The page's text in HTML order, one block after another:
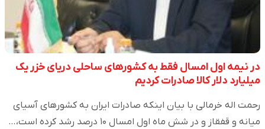
در نیمه اول امسال فقط به کشورهای ساحلی دریای خزر یک
میلیارد دلار کالا صادرات کردیم
رحمت اله خرمالی با بیان اینکه صادرات ایران به کشورهای آسیای
میانه و قفقاز و در شش ماه اول امسال ۱۰ درصد رشد کرده است،…